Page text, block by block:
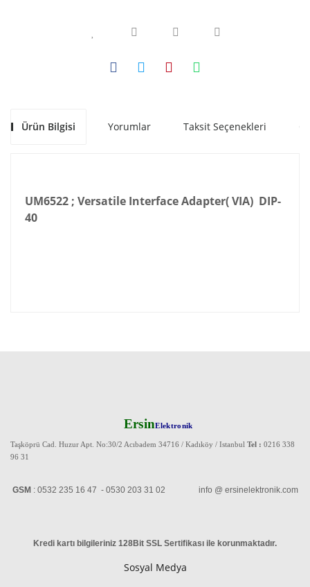
Ürün Bilgisi Yorumlar Taksit Seçenekleri
UM6522 ; Versatile Interface Adapter( VIA) DIP-
40
ErsinElektronik
Taşköprü Cad. Huzur Apt. No:30/2 Acıbadem 34716 / Kadıköy / Istanbul Tel : 0216 338
96 31
GSM : 0532 235 16 47 - 0530 203 31 02 info @ ersinelektronik.com
Kredi kartı bilgileriniz 128Bit SSL Sertifikası ile korunmaktadır.
Sosyal Medya